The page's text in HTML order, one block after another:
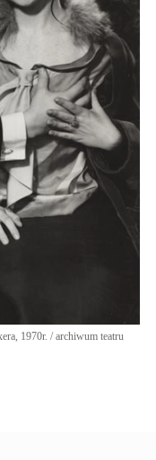
1970r. / archiwum teatru